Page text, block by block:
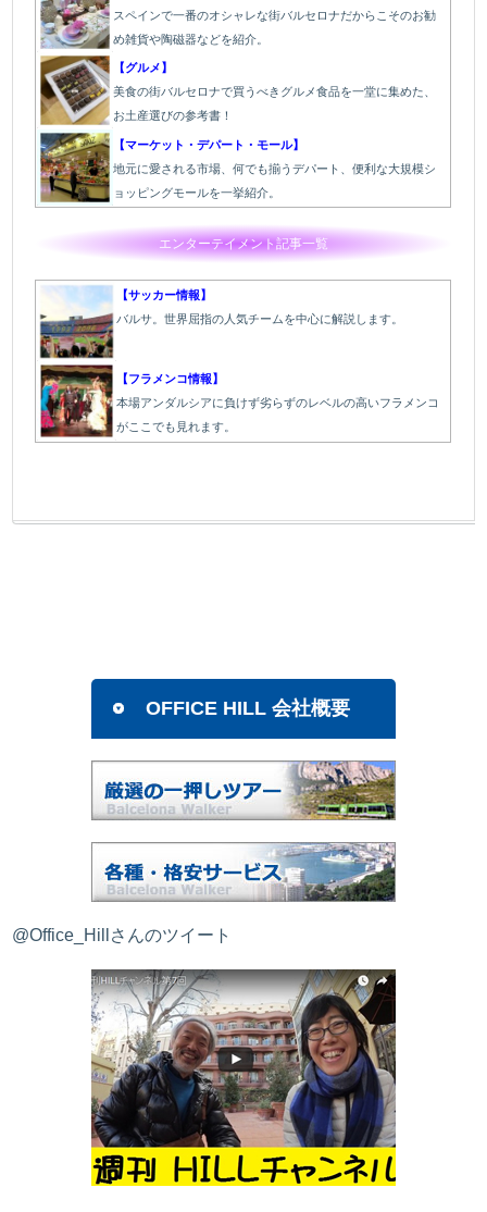
スペインで一番のオシャレな街バルセロナだからこそのお勧
め雑貨や陶磁器などを紹介。
【グルメ】
美食の街バルセロナで買うべきグルメ食品を一堂に集めた、
お土産選びの参考書！
【マーケット・デパート・モール】
地元に愛される市場、何でも揃うデパート、便利な大規模シ
ョッピングモールを一挙紹介。
エンターテイメント記事一覧
【サッカー情報】
バルサ。世界屈指の人気チームを中心に解説します。
【フラメンコ情報】
本場アンダルシアに負けず劣らずのレベルの高いフラメンコ
がここでも見れます。
OFFICE HILL 会社概要
@Office_Hillさんのツイート